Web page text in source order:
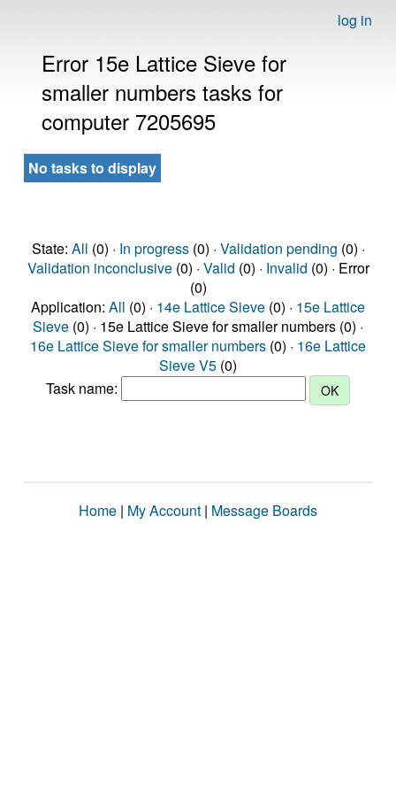
log in
Error 15e Lattice Sieve for
smaller numbers tasks for
computer 7205695
No tasks to display
State: All (0) · In progress(0) · Validation pending (0) ·
Validation inconclusive(0) · Valid (0) · Invalid (0) · Error
(0)
Application: All (0) · 14e Lattice Sieve (0) · 15e Lattice
Sieve (0) · 15e Lattice Sieve for smaller numbers (0) ·
16e Lattice Sieve for smaller numbers (0) · 16e Lattice
Sieve V5 (0)
Task name:
Home | My Account | Message Boards